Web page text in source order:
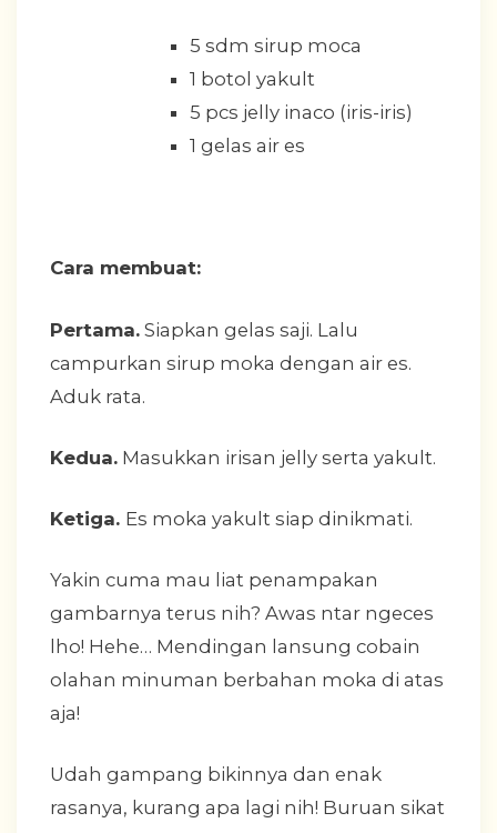
5 sdm sirup moca
1 botol yakult
5 pcs jelly inaco (iris-iris)
1 gelas air es
Cara membuat:
Pertama. Siapkan gelas saji. Lalu
campurkan sirup moka dengan air es.
Aduk rata.
Kedua. Masukkan irisan jelly serta yakult.
Ketiga. Es moka yakult siap dinikmati.
Yakin cuma mau liat penampakan
gambarnya terus nih? Awas ntar ngeces
lho! Hehe… Mendingan lansung cobain
olahan minuman berbahan moka di atas
aja!
Udah gampang bikinnya dan enak
rasanya, kurang apa lagi nih! Buruan sikat